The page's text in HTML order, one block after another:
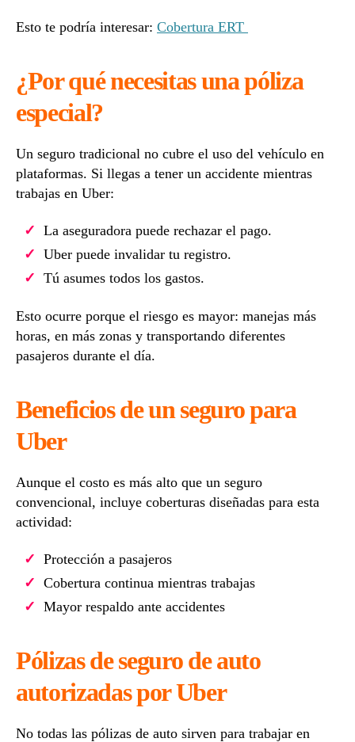
Esto te podría interesar: Cobertura ERT
¿Por qué necesitas una póliza
especial?
Un seguro tradicional no cubre el uso del vehículo en
plataformas. Si llegas a tener un accidente mientras
trabajas en Uber:
La aseguradora puede rechazar el pago.
Uber puede invalidar tu registro.
Tú asumes todos los gastos.
Esto ocurre porque el riesgo es mayor: manejas más
horas, en más zonas y transportando diferentes
pasajeros durante el día.
Beneficios de un seguro para
Uber
Aunque el costo es más alto que un seguro
convencional, incluye coberturas diseñadas para esta
actividad:
Protección a pasajeros
Cobertura continua mientras trabajas
Mayor respaldo ante accidentes
Pólizas de seguro de auto
autorizadas por Uber
No todas las pólizas de auto sirven para trabajar en